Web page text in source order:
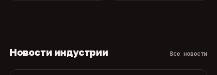
Новости индустрии Все новости